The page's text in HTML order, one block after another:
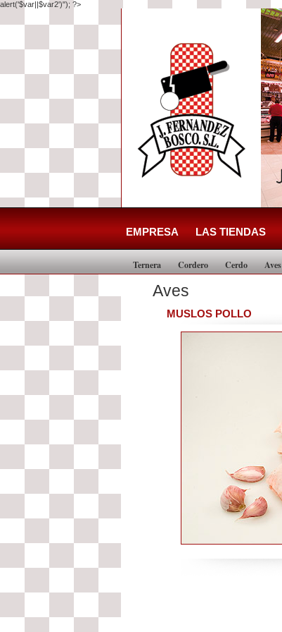
alert('$var||$var2')"); ?>
EMPRESA LAS TIENDAS
Ternera Cordero Cerdo Aves
Aves
MUSLOS POLLO